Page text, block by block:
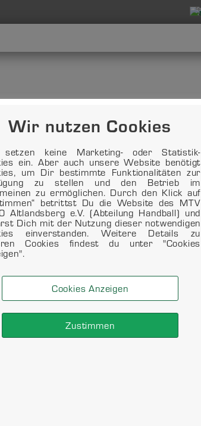
Wir nutzen Cookies
keine Marketing- oder Statistik-
ein. Aber auch unsere Website benötigt
um Dir bestimmte Funktionalitäten zur
zu stellen und den Betrieb im
zu ermöglichen. Durch den Klick auf
betrittst Du die Website des MTV
Altlandsberg e.V. (Abteilung Handball) und
Dich mit der Nutzung dieser notwendigen
einverstanden. Weitere Details zu
Cookies findest du unter "Cookies
Cookies Anzeigen
Zustimmen